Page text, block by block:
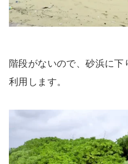
階段がないので、砂浜に下
利用します。